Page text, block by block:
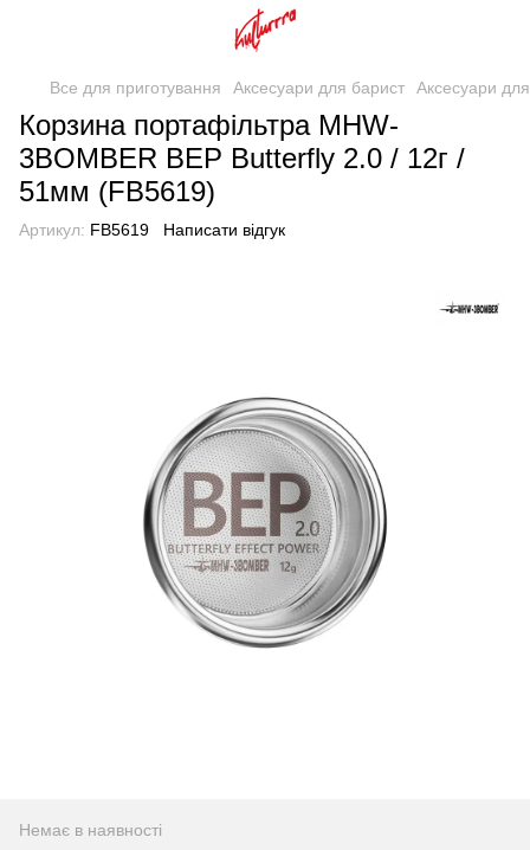
Все для приготування Аксесуари для барист Аксесуари
Корзина портафільтра MHW-
3BOMBER BEP Butterfly 2.0 / 12г /
51мм (FB5619)
Артикул: FB5619 Написати відгук
Немає в наявності